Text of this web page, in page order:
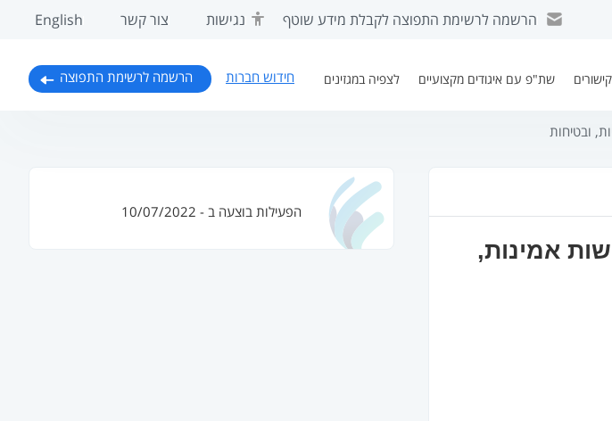
English צור קשר נגישות הרשמה לרשימת התפוצה לקבלת מידע שוטף
חידוש חברות הרשמה לרשימת התפוצה שת"פ עם איגודים מקצועיים לצפיה במגזינים
ובטיחות
אמינות,
הפעילות בוצעה ב - 10/07/2022